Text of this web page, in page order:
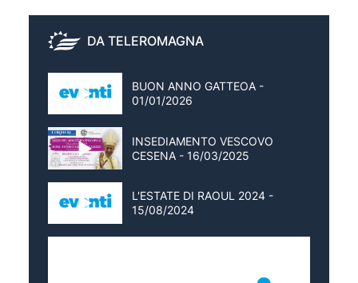
DA TELEROMAGNA
BUON ANNO GATTEOA -
01/01/2026
INSEDIAMENTO VESCOVO
CESENA - 16/03/2025
L'ESTATE DI RAOUL 2024 -
15/08/2024